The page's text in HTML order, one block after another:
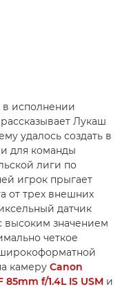
в исполнении
Лукаш
удалось создать в
для команды
лиги по
игрок прыгает
от трех внешних
датчик
высоким значением
четкое
камеру Canon
85mm f/1.4L IS USM и